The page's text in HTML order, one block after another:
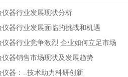
仪器行业发展现状分析
仪器行业发展面临的挑战和机遇
仪器行业竞争激烈 企业如何立足市场
仪器销售市场现状及发展趋势
仪器：..技术助力科研创新